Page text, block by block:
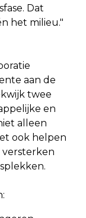
Dat
het milieu."
aan de
twee
en
alleen
ook helpen
versterken